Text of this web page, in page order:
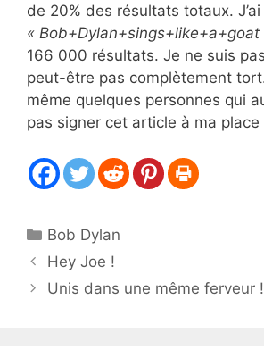
de 20% des résultats totaux.
« Bob+Dylan+sings+like+a+goat
166 000 résultats. Je ne suis pas
peut-être pas complètement
même quelques personnes qui
pas signer cet article à ma place
Catégories
Bob Dylan
Hey Joe !
Unis dans une même ferveur !